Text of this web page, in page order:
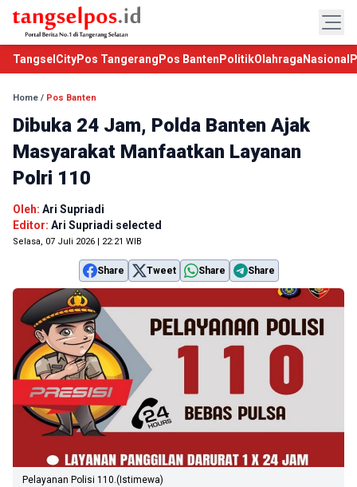
TangselCityPos Tangerang Pos Banten PolitikOlahraga Nasional
Home / Pos Banten
Dibuka 24 Jam, Polda Banten Ajak
Masyarakat Manfaatkan Layanan
Polri 110
Oleh: Ari Supriadi
Editor: Ari Supriadi selected
Selasa, 07 Juli 2026 | 22:21 WIB
Share Tweet Share Share
Pelayanan Polisi 110.(Istimewa)